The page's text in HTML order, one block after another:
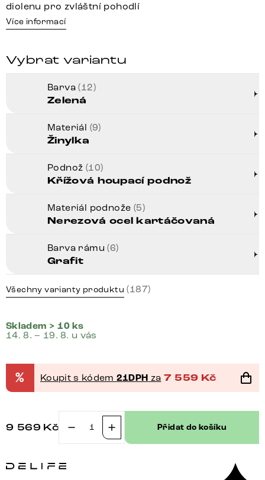
diolenu pro zvláštní pohodlí
Více informací
Vybrat variantu
Barva(12)
Zelená
Materiál (9)
Žinylka
Podnož (10)
Křížová houpací podnož
Materiál podnože (5)
Nerezová ocel kartáčovaná
Barva rámu(6)
Grafit
Všechny varianty produktu (187)
Skladem > 10 ks
14. 8. – 19. 8. u vás
% Koupit s kódem 21DPH za 7 559 Kč
9 569 Kč
Clea-
Přidat do košíku